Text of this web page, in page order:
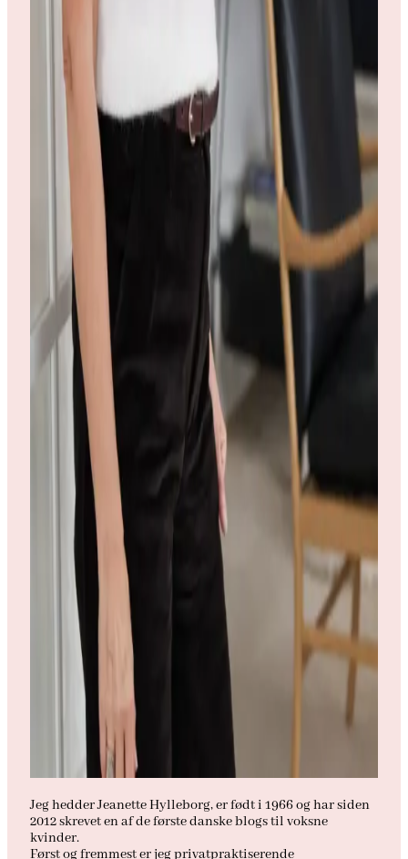
Jeg hedder Jeanette Hylleborg, er født i 1966 og har siden
2012 skrevet en af de første danske blogs til voksne
kvinder.
Først og fremmest er jeg privatpraktiserende